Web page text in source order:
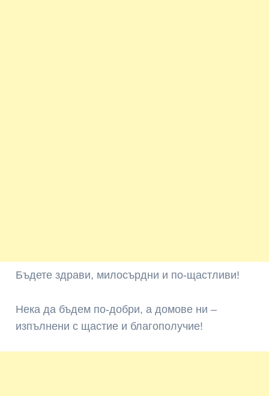
Бъдете здрави, милосърдни и по-щастливи!
Нека да бъдем по-добри, а домове ни –
изпълнени с щастие и благополучие!